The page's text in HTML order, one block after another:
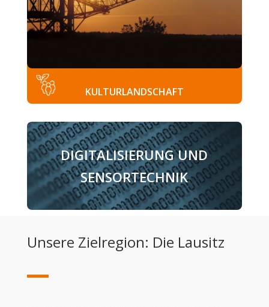
KULTURLANDSCHAFT
DIGITALISIERUNG UND
SENSORTECHNIK
Unsere Zielregion: Die Lausitz